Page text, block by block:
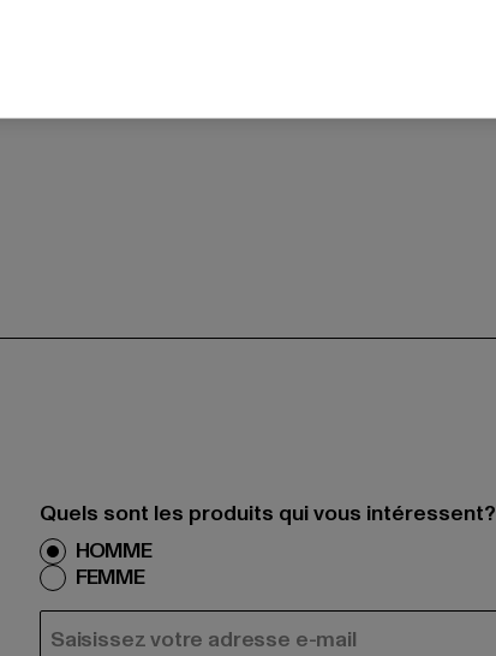
en promotion: 49,99 EUR
Quels sont les produits qui vous intéressent?
HOMME
FEMME
COURRIEL